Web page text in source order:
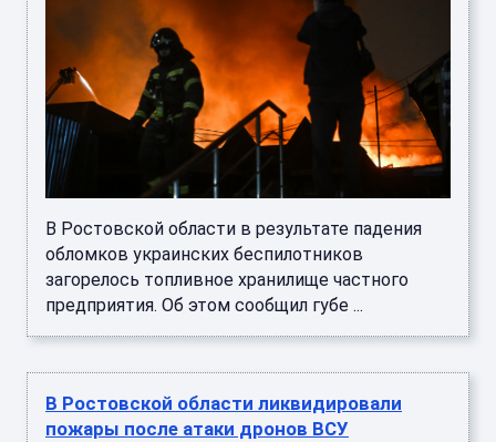
В Ростовской области в результате падения
обломков украинских беспилотников
загорелось топливное хранилище частного
предприятия. Об этом сообщил губе ...
В Ростовской области ликвидировали
пожары после атаки дронов ВСУ